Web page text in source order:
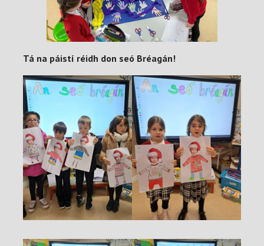
Tá na páistí réidh don seó Bréagán!